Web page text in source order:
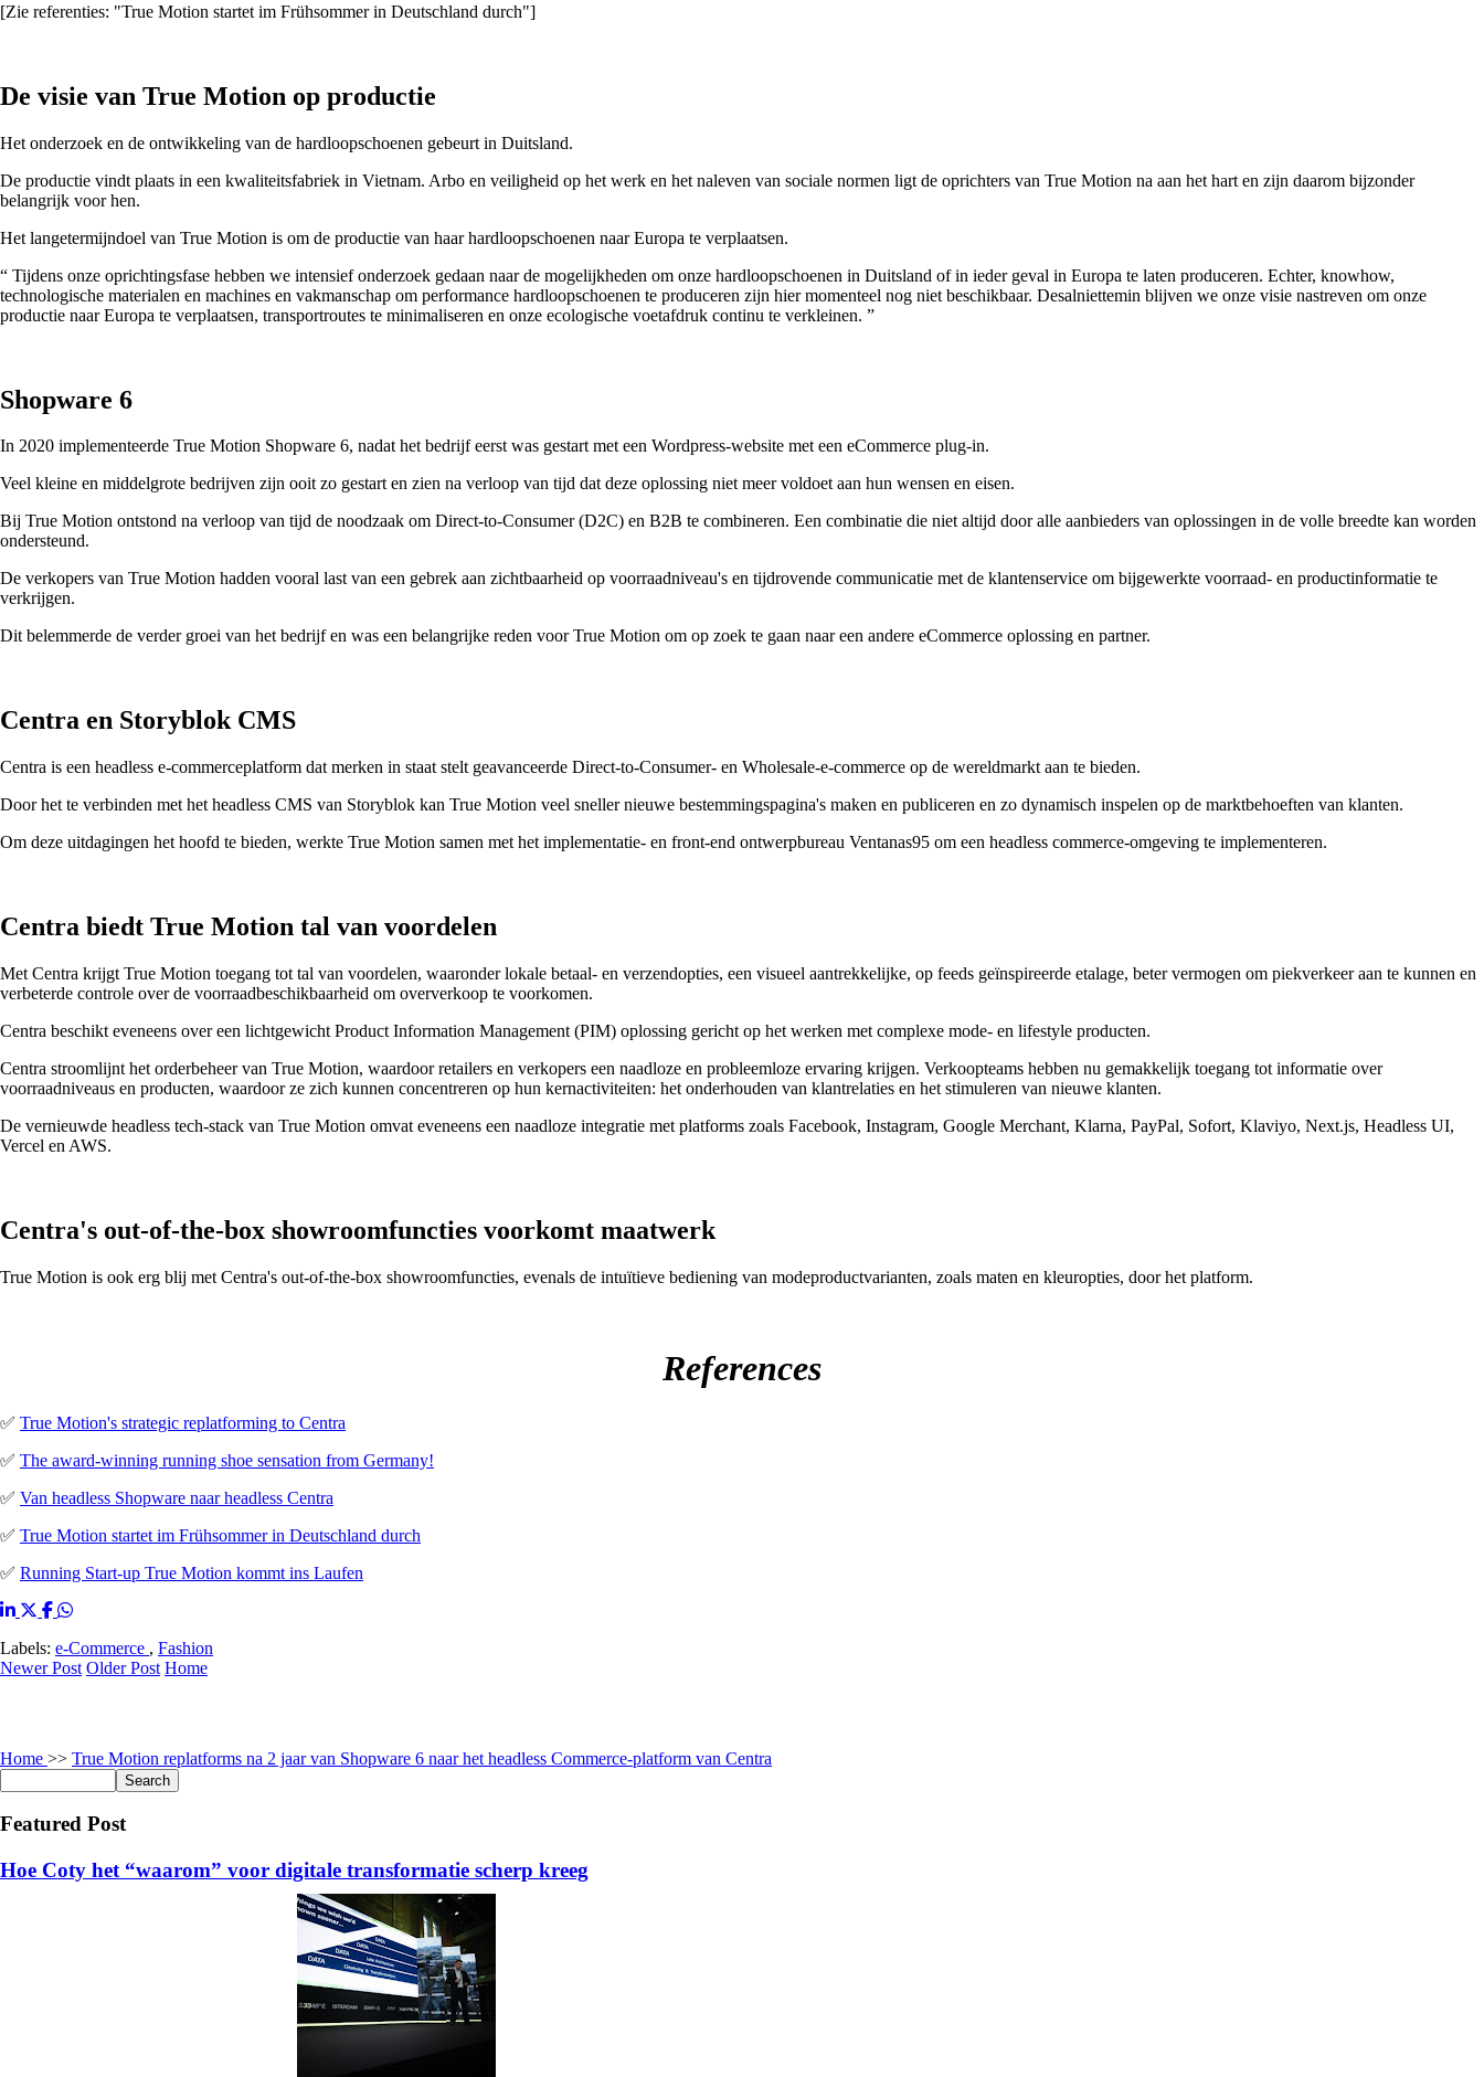
[Zie referenties: "True Motion startet im Frühsommer in Deutschland durch"]
De visie van True Motion op productie
Het onderzoek en de ontwikkeling van de hardloopschoenen gebeurt in Duitsland.
De productie vindt plaats in een kwaliteitsfabriek in Vietnam. Arbo en veiligheid op het werk en het naleven van sociale normen ligt de oprichters van True Motion na aan het hart en zijn daarom bijzonder
belangrijk voor hen.
Het langetermijndoel van True Motion is om de productie van haar hardloopschoenen naar Europa te verplaatsen.
“ Tijdens onze oprichtingsfase hebben we intensief onderzoek gedaan naar de mogelijkheden om onze hardloopschoenen in Duitsland of in ieder geval in Europa te laten produceren. Echter, knowhow,
technologische materialen en machines en vakmanschap om performance hardloopschoenen te produceren zijn hier momenteel nog niet beschikbaar. Desalniettemin blijven we onze visie nastreven om onze
productie naar Europa te verplaatsen, transportroutes te minimaliseren en onze ecologische voetafdruk continu te verkleinen. ”
Shopware 6
In 2020 implementeerde True Motion Shopware 6, nadat het bedrijf eerst was gestart met een Wordpress-website met een eCommerce plug-in.
Veel kleine en middelgrote bedrijven zijn ooit zo gestart en zien na verloop van tijd dat deze oplossing niet meer voldoet aan hun wensen en eisen.
Bij True Motion ontstond na verloop van tijd de noodzaak om Direct-to-Consumer (D2C) en B2B te combineren. Een combinatie die niet altijd door alle aanbieders van oplossingen in de volle breedte kan worden
ondersteund.
De verkopers van True Motion hadden vooral last van een gebrek aan zichtbaarheid op voorraadniveau's en tijdrovende communicatie met de klantenservice om bijgewerkte voorraad- en productinformatie te
verkrijgen.
Dit belemmerde de verder groei van het bedrijf en was een belangrijke reden voor True Motion om op zoek te gaan naar een andere eCommerce oplossing en partner.
Centra en Storyblok CMS
Centra is een headless e-commerceplatform dat merken in staat stelt geavanceerde Direct-to-Consumer- en Wholesale-e-commerce op de wereldmarkt aan te bieden.
Door het te verbinden met het headless CMS van Storyblok kan True Motion veel sneller nieuwe bestemmingspagina's maken en publiceren en zo dynamisch inspelen op de marktbehoeften van klanten.
Om deze uitdagingen het hoofd te bieden, werkte True Motion samen met het implementatie- en front-end ontwerpbureau Ventanas95 om een headless commerce-omgeving te implementeren.
Centra biedt True Motion tal van voordelen
Met Centra krijgt True Motion toegang tot tal van voordelen, waaronder lokale betaal- en verzendopties, een visueel aantrekkelijke, op feeds geïnspireerde etalage, beter vermogen om piekverkeer aan te kunnen en
verbeterde controle over de voorraadbeschikbaarheid om oververkoop te voorkomen.
Centra beschikt eveneens over een lichtgewicht Product Information Management (PIM) oplossing gericht op het werken met complexe mode- en lifestyle producten.
Centra stroomlijnt het orderbeheer van True Motion, waardoor retailers en verkopers een naadloze en probleemloze ervaring krijgen. Verkoopteams hebben nu gemakkelijk toegang tot informatie over
voorraadniveaus en producten, waardoor ze zich kunnen concentreren op hun kernactiviteiten: het onderhouden van klantrelaties en het stimuleren van nieuwe klanten.
De vernieuwde headless tech-stack van True Motion omvat eveneens een naadloze integratie met platforms zoals Facebook, Instagram, Google Merchant, Klarna, PayPal, Sofort, Klaviyo, Next.js, Headless UI,
Vercel en AWS.
Centra's out-of-the-box showroomfuncties voorkomt maatwerk
True Motion is ook erg blij met Centra's out-of-the-box showroomfuncties, evenals de intuïtieve bediening van modeproductvarianten, zoals maten en kleuropties, door het platform.
References
✅ True Motion's strategic replatforming to Centra
✅ The award-winning running shoe sensation from Germany!
✅ Van headless Shopware naar headless Centra
✅ True Motion startet im Frühsommer in Deutschland durch
✅ Running Start-up True Motion kommt ins Laufen
Labels: e-Commerce , Fashion
Newer Post Older Post Home
Home >> True Motion replatforms na 2 jaar van Shopware 6 naar het headless Commerce-platform van Centra
Featured Post
Hoe Coty het “waarom” voor digitale transformatie scherp kreeg